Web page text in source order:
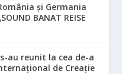
și Germania
BANAT REISE
au reunit la cea de-a
de Creație